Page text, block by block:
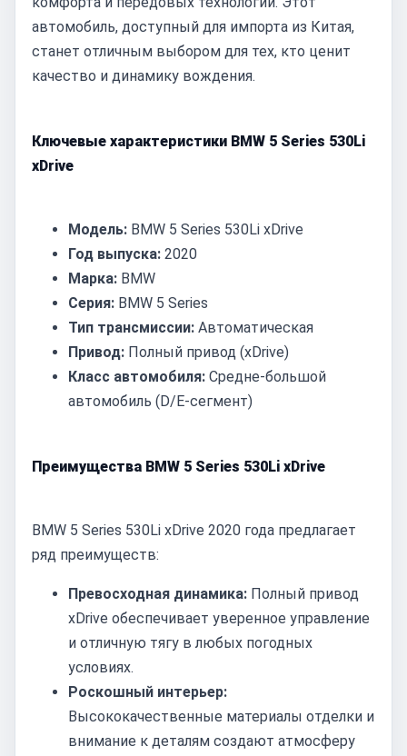
автомобиль, доступный для импорта из Китая,
станет отличным выбором для тех, кто ценит
качество и динамику вождения.
Ключевые характеристики BMW 5 Series 530Li
xDrive
Модель: BMW 5 Series 530Li xDrive
Год выпуска: 2020
Марка: BMW
Серия: BMW 5 Series
Тип трансмиссии: Автоматическая
Привод: Полный привод (xDrive)
Класс автомобиля: Средне-большой
автомобиль (D/E-сегмент)
Преимущества BMW 5 Series 530Li xDrive
BMW 5 Series 530Li xDrive 2020 года предлагает
ряд преимуществ:
Превосходная динамика: Полный привод
xDrive обеспечивает уверенное управление
и отличную тягу в любых погодных
условиях.
Роскошный интерьер:
Высококачественные материалы отделки и
внимание к деталям создают атмосферу